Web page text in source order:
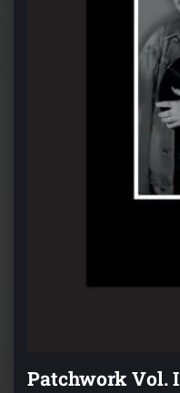
Patchwork Vol. I